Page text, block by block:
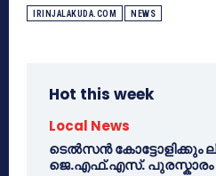
IRINJALAKUDA.COM NEWS
Hot this week
Local News
ടെൽസൻ കോട്ടോളിക്കും
ജെ.എഫ്.എസ്. പുരസ്കാരം